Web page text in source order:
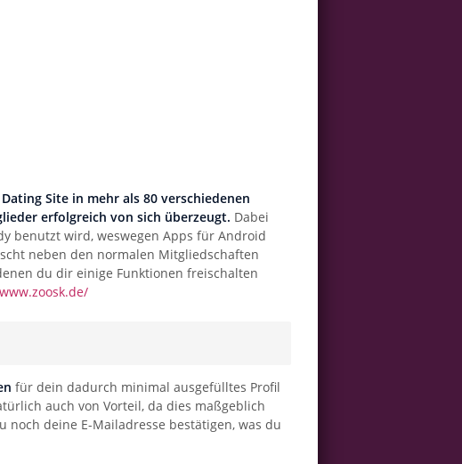
Site in mehr als 80 verschiedenen
erfolgreich von sich überzeugt. Dabei
benutzt wird, weswegen Apps für Android
neben den normalen Mitgliedschaften
du dir einige Funktionen freischalten
für dein dadurch minimal ausgefülltes Profil
auch von Vorteil, da dies maßgeblich
deine E-Mailadresse bestätigen, was du